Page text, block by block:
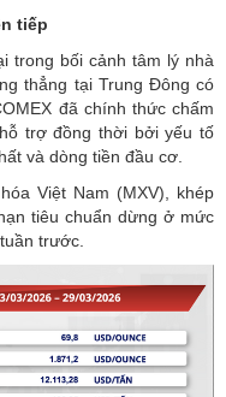
tiếp
trong bối cảnh tâm lý nhà
thẳng tại Trung Đông có
đã chính thức chấm
trợ đồng thời bởi yếu tố
và dòng tiền đầu cơ.
Việt Nam (MXV), khép
tiêu chuẩn dừng ở mức
trước.